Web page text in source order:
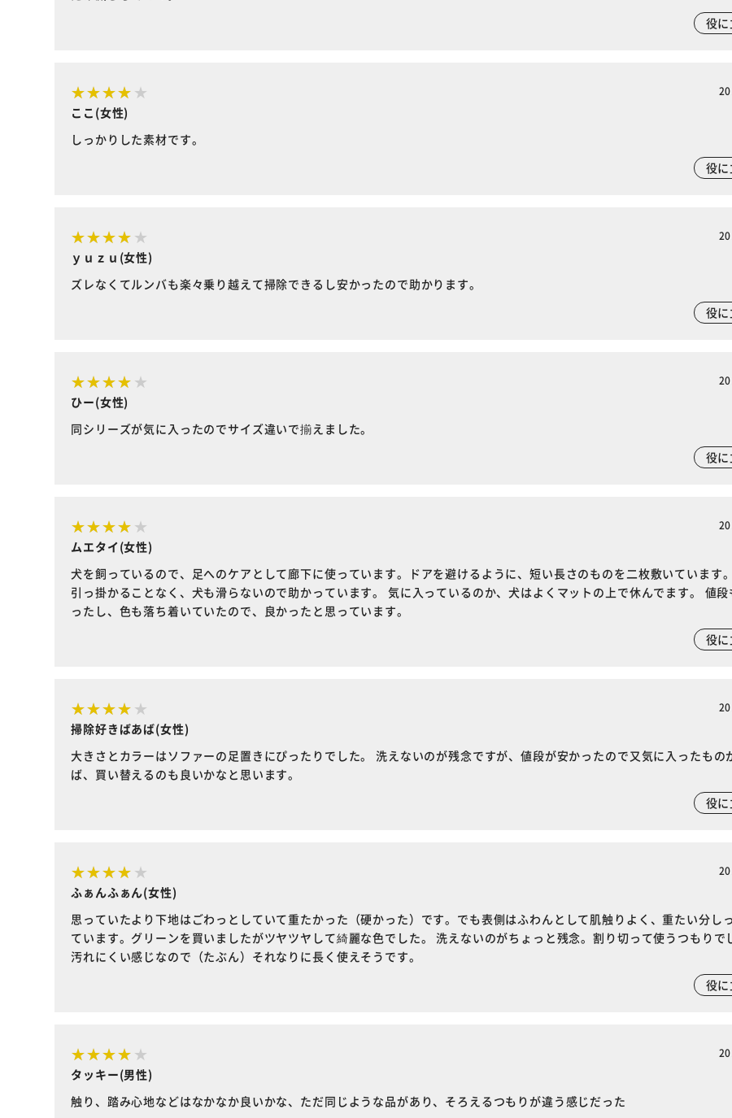
役
ここ(女性)
しっかりした素材です。
役
ｙｕｚｕ(女性)
ズレなくてルンバも楽々乗り越えて掃除できるし安かったので助かります。
役
ひー(女性)
同シリーズが気に入ったのでサイズ違いで揃えました。
役
ムエタイ(女性)
犬を飼っているので、足へのケアとして廊下に使っています。ドアを避けるように、短い長さのものを二枚敷いています
引っ掛かることなく、犬も滑らないので助かっています。 気に入っているのか、犬はよくマットの上で休んでます。 値
ったし、色も落ち着いていたので、良かったと思っています。
役
掃除好きばあば(女性)
大きさとカラーはソファーの足置きにぴったりでした。 洗えないのが残念ですが、値段が安かったので又気に入ったもの
ば、買い替えるのも良いかなと思います。
役
ふぁんふぁん(女性)
思っていたより下地はごわっとしていて重たかった（硬かった）です。でも表側はふわんとして肌触りよく、重たい分し
ています。グリーンを買いましたがツヤツヤして綺麗な色でした。 洗えないのがちょっと残念。割り切って使うつもりで
汚れにくい感じなので（たぶん）それなりに長く使えそうです。
役
タッキー(男性)
触り、踏み心地などはなかなか良いかな、ただ同じような品があり、そろえるつもりが違う感じだった